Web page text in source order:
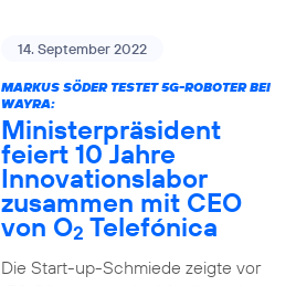
14. September 2022
MARKUS SÖDER TESTET 5G-ROBOTER BEI
WAYRA:
Ministerpräsident
feiert 10 Jahre
Innovationslabor
zusammen mit CEO
von O2 Telefónica
Die Start-up-Schmiede zeigte vor